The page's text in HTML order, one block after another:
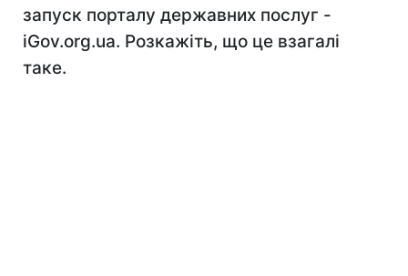
запуск порталу державних послуг -
iGov.org.ua. Розкажіть, що це взагалі
таке.